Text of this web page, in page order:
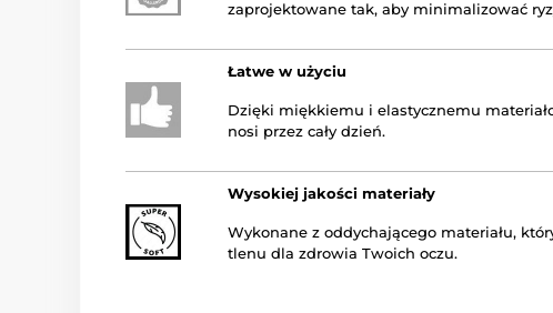
zaprojektowane tak, aby minimalizować
Łatwe w użyciu
Dzięki miękkiemu i elastycznemu
nosi przez cały dzień.
Wysokiej jakości materiały
Wykonane z oddychającego materiału,
tlenu dla zdrowia Twoich oczu.